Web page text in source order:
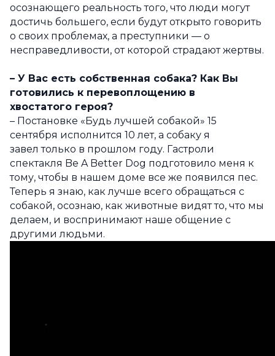
осознающего реальность того, что люди могут
достичь большего, если будут открыто говорить
о своих проблемах, а преступники — о
несправедливости, от которой страдают жертвы.
– У Вас есть собственная собака? Как Вы
готовились к перевоплощению в
хвостатого героя?
– Постановке «Будь лучшей собакой» 15
сентября исполнится 10 лет, а собаку я
завел только в прошлом году. Гастроли
спектакля Be A Better Dog подготовило меня к
тому, чтобы в нашем доме все же появился пес.
Теперь я знаю, как лучше всего обращаться с
собакой, осознаю, как животные видят то, что мы
делаем, и воспринимают наше общение с
другими людьми.